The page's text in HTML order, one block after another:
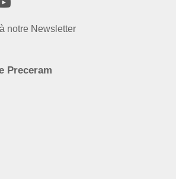
Youtube
notre Newsletter
Preceram